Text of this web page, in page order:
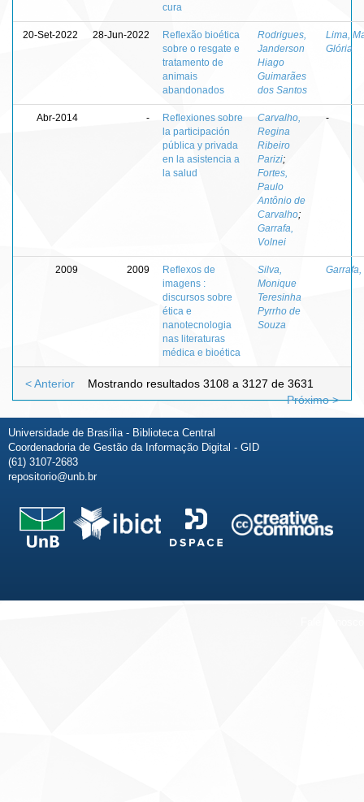
cura
20-Set-2022 28-Jun-2022
Reflexão bioética
sobre o resgate e
tratamento de
animais
abandonados
Rodrigues,
Janderson
Hiago
Guimarães
dos Santos
Lima,
Glória
Abr-2014 -
Reflexiones sobre
la participación
pública y privada
en la asistencia a
la salud
Carvalho,
Regina
Ribeiro
Parizi;
Fortes,
Paulo
Antônio de
Carvalho;
Garrafa,
Volnei
-
2009 2009
Reflexos de
imagens :
discursos sobre
ética e
nanotecnologia
nas literaturas
médica e bioética
Silva,
Monique
Teresinha
Pyrrho de
Souza
Mostrando resultados 3108 a 3127 de 3631
< Anterior
Próximo >
Universidade de Brasília - Biblioteca Central
Coordenadoria de Gestão da Informação Digital - GID
(61) 3107-2683
repositorio@unb.br